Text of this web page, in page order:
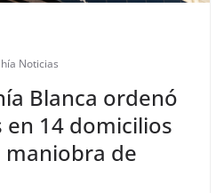
Noticias
Blanca ordenó
14 domicilios
de